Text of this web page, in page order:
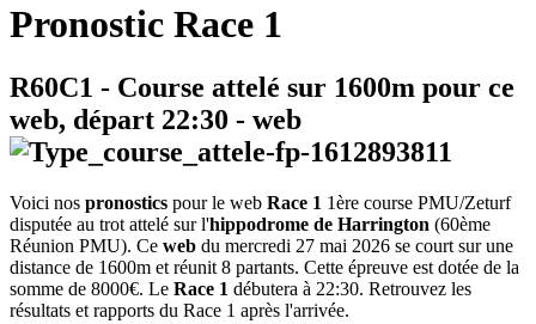
Pronostic Race 1
R60C1 - Course attelé sur 1600m pour ce
web, départ 22:30 - web
Voici nos pronostics pour le web Race 1 1ère course PMU/Zeturf
disputée au trot attelé sur l'hippodrome de Harrington (60ème
Réunion PMU). Ce web du mercredi 27 mai 2026 se court sur une
distance de 1600m et réunit 8 partants. Cette épreuve est dotée de la
somme de 8000€. Le Race 1 débutera à 22:30. Retrouvez les
résultats et rapports du Race 1 après l'arrivée.